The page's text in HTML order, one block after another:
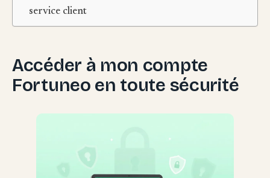
service client
Accéder à mon compte
Fortuneo en toute sécurité